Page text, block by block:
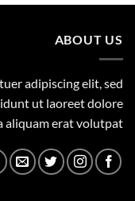
ABOUT US
adipiscing elit, sed
ut laoreet dolore
aliquam erat volutpat.